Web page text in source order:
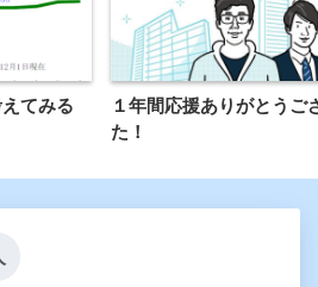
てみる
１年間応援ありがとうご
た！